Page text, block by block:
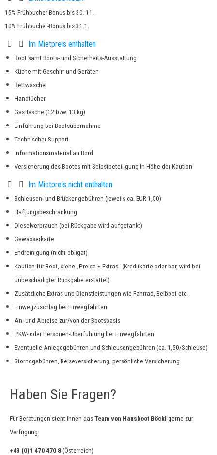
15% Frühbucher-Bonus bis 30. 11.
10% Frühbucher-Bonus bis 31.1.
Im Mietpreis enthalten
Boot samt Boots- und Sicherheits-Ausstattung
Küche mit Geschirr und Geräten
Bettwäsche
Handtücher
Gasflasche (12 bzw. 13 kg)
Einführung bei Bootsübernahme
Technischer Support
Informationsmaterial an Bord
Versicherung des Bootes mit Selbstbeteiligung in Höhe der Kaution
Im Mietpreis nicht enthalten
Schleusen- und Brückengebühren (jeweils ca. EUR 1,50)
Haftungsbeschränkung
Dieselverbrauch (bei Rückgabe wird aufgetankt)
Gewässerkarte
Endreinigung (nicht obligat)
Kaution für Boot, siehe „Preise + Extras“ (Kreditkarte oder bar, wird bei
unbeschädigter Rückgabe erstattet)
Zusätzliche Extras und Dienstleistungen wie Fahrrad, Beiboot etc.
Einwegzuschlag bei Einwegfahrten
An- und Abreise zur/von der Bootsbasis
PKW- oder Personen-Überführung bei Einwegfahrten
Eventuelle Anlegegebühren und Schleusengebühren (ca. 1,50/Schleuse)
Stornogebühren, Reiseversicherung, persönliche Versicherung
Haben Sie Fragen?
Für Beratungen steht Ihnen das Team von Hausboot Böckl gerne zur
Verfügung:
+43 (0)1 470 470 8 (Österreich)